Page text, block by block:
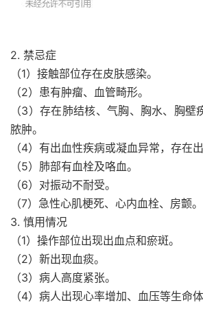
2. 禁忌症
（1）接触部位存在皮肤感染。
（2）患有肿瘤、血管畸形。
（3）存在肺结核、气胸、胸水、胸壁
脓肿。
（4）有出血性疾病或凝血异常，存在出
（5）肺部有血栓及咯血。
（6）对振动不耐受。
（7）急性心肌梗死、心内血栓、房颤。
3. 慎用情况
（1）操作部位出现出血点和瘀斑。
（2）新出现血痰。
（3）病人高度紧张。
（4）病人出现心率增加、血压等生命体